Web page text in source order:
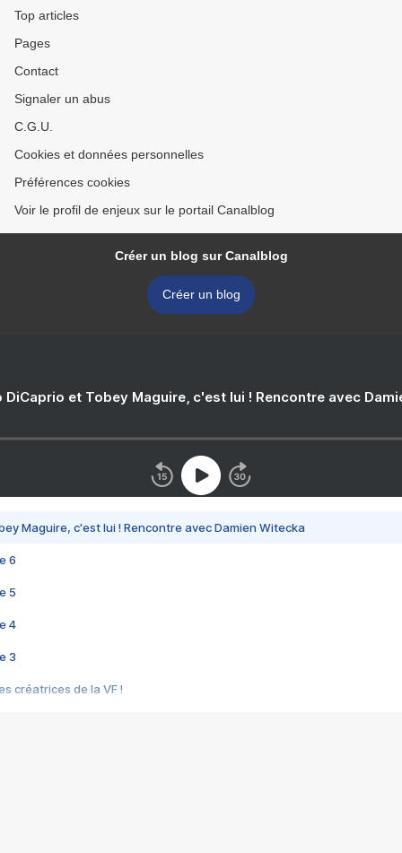
Top articles
Pages
Contact
Signaler un abus
C.G.U.
Cookies et données personnelles
Préférences cookies
Voir le profil de enjeux sur le portail Canalblog
Créer un blog sur Canalblog
Créer un blog
DiCaprio et Tobey Maguire, c'est lui ! Rencontre avec
Maguire, c'est lui ! Rencontre avec Damien Witecka
6
5
4
3
créatrices de la VF !